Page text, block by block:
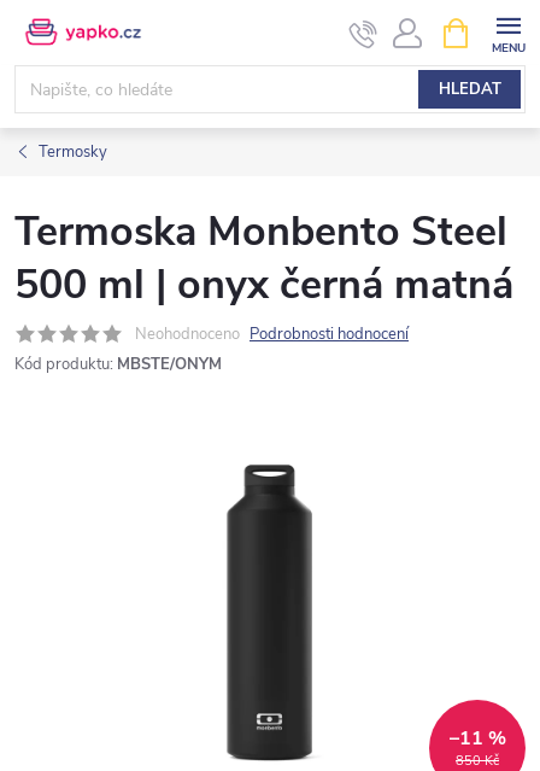
Přejít
obsah
HLEDAT
NÁKUPNÍ
KOŠÍK
Termosky
Termoska Monbento Steel
500 ml | onyx černá matná
Neohodnoceno Podrobnosti hodnocení
Kód produktu: MBSTE/ONYM
850 Kč
–11 %